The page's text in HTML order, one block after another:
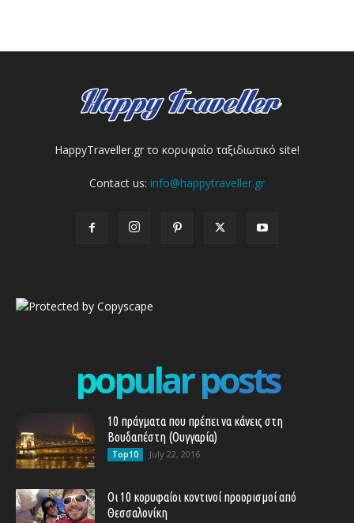
HappyTraveller.gr το κορυφαίο ταξιδιωτικό site!
Contact us: info@happytraveller.gr
popular posts
10 πράγματα που πρέπει να κάνεις στη
Βουδαπέστη (Ουγγαρία)
Top10 July 22, 2016
Οι 10 κορυφαίοι κοντινοί προορισμοί από
Θεσσαλονίκη